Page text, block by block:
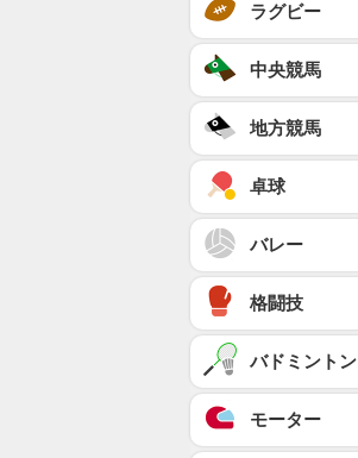
ラグビー
中央競馬
地方競馬
卓球
バレー
格闘技
バドミントン
モーター